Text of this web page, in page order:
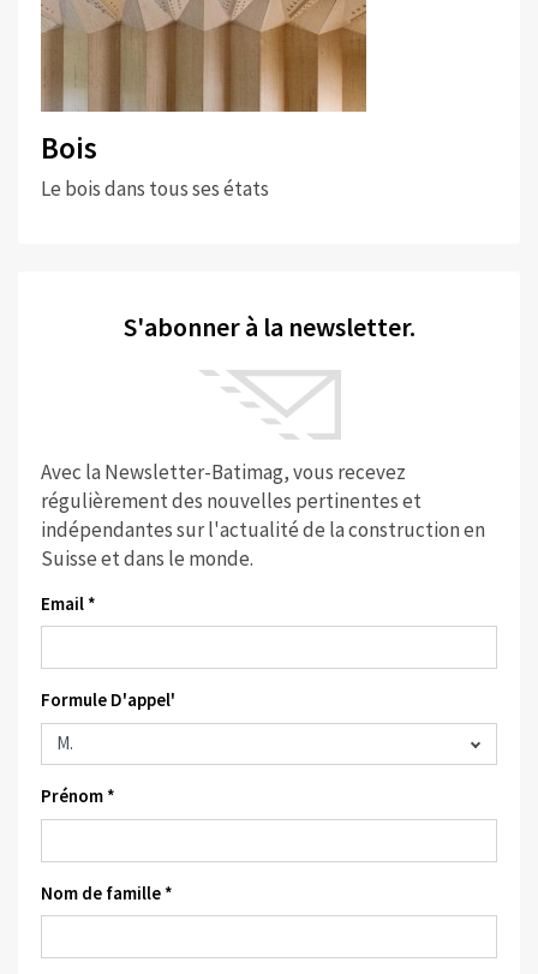
Bois
Le bois dans tous ses états
S'abonner à la newsletter.
Avec la Newsletter-Batimag, vous recevez
régulièrement des nouvelles pertinentes et
indépendantes sur l'actualité de la construction en
Suisse et dans le monde.
Email *
Formule D'appel'
Prénom *
Nom de famille *